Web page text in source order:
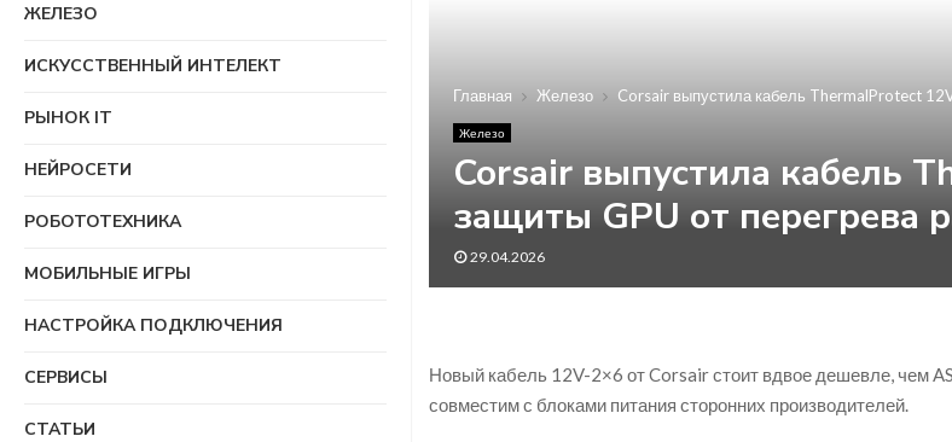
ЖЕЛЕЗО
ИСКУССТВЕННЫЙ ИНТЕЛЕКТ
РЫНОК IT
НЕЙРОСЕТИ
РОБОТОТЕХНИКА
МОБИЛЬНЫЕ ИГРЫ
НАСТРОЙКА ПОДКЛЮЧЕНИЯ
СЕРВИСЫ
СТАТЬИ
Главная Железо Corsair выпустила кабель ThermalProtect
Железо
Corsair выпустила кабель
защиты GPU от перегрева
29.04.2026
Новый кабель 12V-2×6 от Corsair стоит вдвое дешевле, чем
совместим с блоками питания сторонних производителей.